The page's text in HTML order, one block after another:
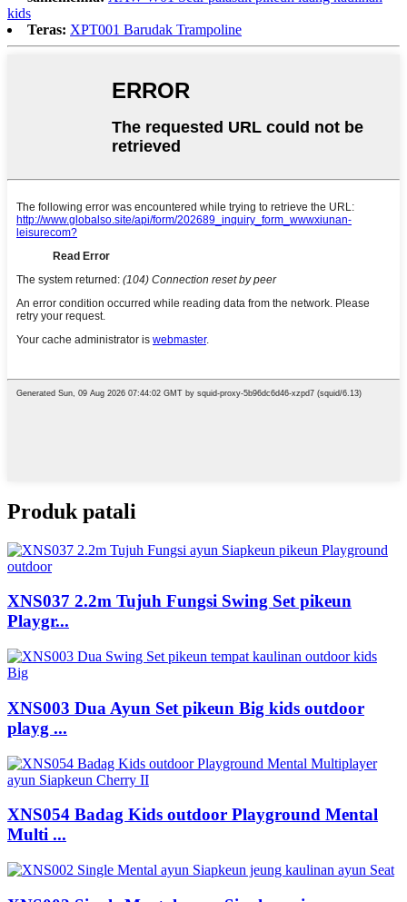
kids
Teras: XPT001 Barudak Trampoline
Produk patali
XNS037 2.2m Tujuh Fungsi Swing Set pikeun
Playgr...
XNS003 Dua Ayun Set pikeun Big kids outdoor
playg ...
XNS054 Badag Kids outdoor Playground Mental
Multi ...